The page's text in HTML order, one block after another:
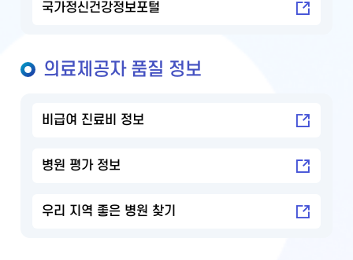
국가정신건강정보포털
의료제공자 품질 정보
비급여 진료비 정보
병원 평가 정보
우리 지역 좋은 병원 찾기